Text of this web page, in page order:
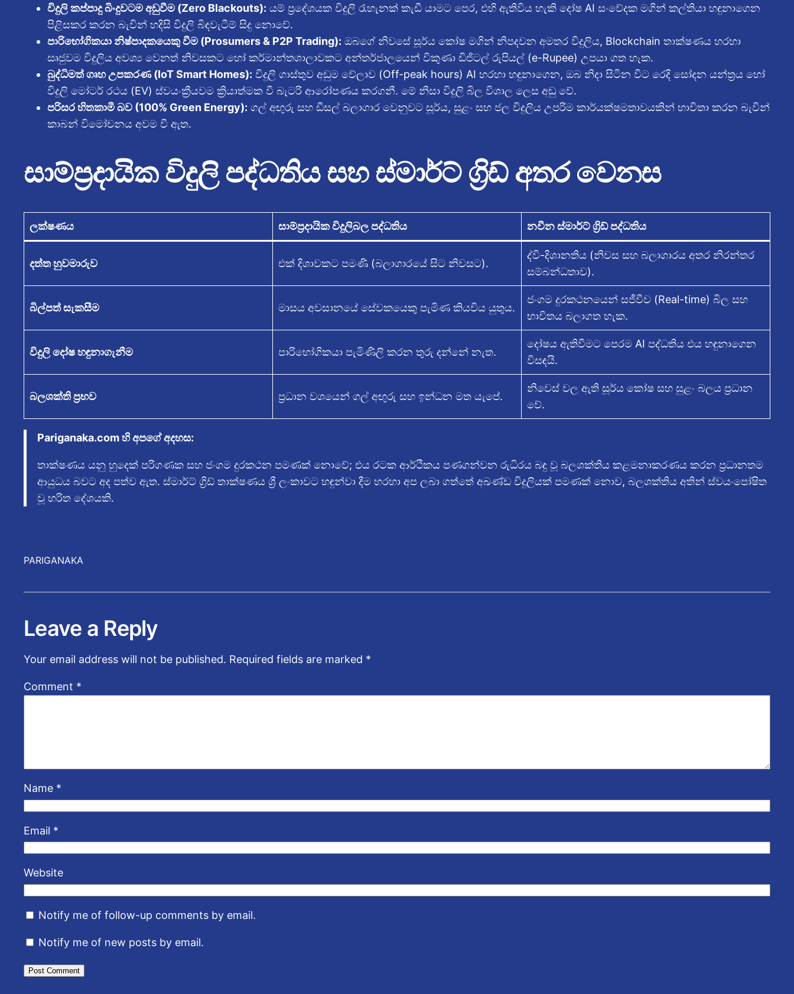
විදුලි කප්පාදු බිංදුවටම අඩුවීම (Zero Blackouts): යම් ප්‍රදේශයක විදුලි රැහැනක් කැඩී යාමට පෙර, එහි ඇතිවිය හැකි දෝෂ AI සංවේදක මගින් කල්තියා හඳුනාගෙන
පිළිසකර කරන බැවින් හදිසි විදුලි බිඳවැටීම් සිදු නොවේ.
පාරිභෝගිකයා නිෂ්පාදකයෙකු වීම (Prosumers & P2P Trading): ඔබගේ නිවසේ සූර්ය කෝෂ මගින් නිපදවන අමතර විදුලිය, Blockchain තාක්ෂණය හරහා
සෘජුවම විදුලිය අවශ්‍ය වෙනත් නිවසකට හෝ කර්මාන්තශාලාවකට අන්තර්ජාලයෙන් විකුණා ඩිජිටල් රුපියල් (e-Rupee) උපයා ගත හැක.
බුද්ධිමත් ගෘහ උපකරණ (IoT Smart Homes): විදුලි ගාස්තුව අඩුම වේලාව (Off-peak hours) AI හරහා හඳුනාගෙන, ඔබ නිදා සිටින විට රෙදි සෝදන යන්ත්‍රය හෝ
විදුලි මෝටර් රථය (EV) ස්වයංක්‍රීයවම ක්‍රියාත්මක වී බැටරි ආරෝපණය කරගනී. මේ නිසා විදුලි බිල විශාල ලෙස අඩු වේ.
පරිසර හිතකාමී බව (100% Green Energy): ගල් අඟුරු සහ ඩීසල් බලාගාර වෙනුවට සූර්ය, සුළං සහ ජල විදුලිය උපරිම කාර්යක්ෂමතාවයකින් භාවිතා කරන බැවින්
කාබන් විමෝචනය අවම වී ඇත.
සාම්ප්‍රදායික විදුලි පද්ධතිය සහ ස්මාර්ට් ග්‍රිඩ් අතර වෙනස
ලක්ෂණය සාම්ප්‍රදායික විදුලිබල පද්ධතිය නවීන ස්මාර්ට් ග්‍රිඩ් පද්ධතිය
දත්ත හුවමාරුව එක් දිශාවකට පමණි (බලාගාරයේ සිට නිවසට).
ද්වි-දිශානතිය (නිවස සහ බලාගාරය අතර නිරන්තර
සම්බන්ධතාව).
බිල්පත් සැකසීම මාසය අවසානයේ සේවකයෙකු පැමිණ කියවිය යුතුය.
ජංගම දුරකථනයෙන් සජීවීව (Real-time) බිල සහ
භාවිතය බලාගත හැක.
විදුලි දෝෂ හඳුනාගැනීම පාරිභෝගිකයා පැමිණිලි කරන තුරු දන්නේ නැත.
දෝෂය ඇතිවීමට පෙරම AI පද්ධතිය එය හඳුනාගෙන
විසඳයි.
බලශක්ති ප්‍රභව ප්‍රධාන වශයෙන් ගල් අඟුරු සහ ඉන්ධන මත යැපේ.
නිවෙස් වල ඇති සූර්ය කෝෂ සහ සුළං බලය ප්‍රධාන
වේ.
Pariganaka.com හි අපගේ අදහස:
තාක්ෂණය යනු හුදෙක් පරිගණක සහ ජංගම දුරකථන පමණක් නොවේ; එය රටක ආර්ථිකය පණගන්වන රුධිරය බඳු වූ බලශක්තිය කළමනාකරණය කරන ප්‍රධානතම
ආයුධය බවට අද පත්ව ඇත. ස්මාර්ට් ග්‍රිඩ් තාක්ෂණය ශ්‍රී ලංකාවට හඳුන්වා දීම හරහා අප ලබා ගත්තේ අඛණ්ඩ විදුලියක් පමණක් නොව, බලශක්තිය අතින් ස්වයංපෝෂිත
වූ හරිත දේශයකි.
PARIGANAKA
Leave a Reply
Your email address will not be published. Required fields are marked *
Comment *
Name *
Email *
Website
Notify me of follow-up comments by email.
Notify me of new posts by email.